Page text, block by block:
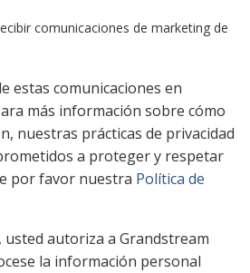
comunicaciones de marketing de
estas comunicaciones en
más información sobre cómo
nuestras prácticas de privacidad
a proteger y respetar
por favor nuestra Política de
usted autoriza a Grandstream
la información personal